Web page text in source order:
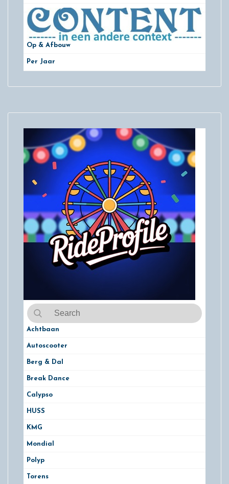
Op & Afbouw
Per Jaar
Achtbaan
Autoscooter
Berg & Dal
Break Dance
Calypso
HUSS
KMG
Mondial
Polyp
Torens